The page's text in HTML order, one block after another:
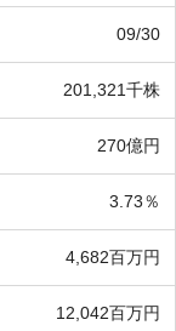
09/30
201,321千株
270億円
3.73％
4,682百万円
12,042百万円